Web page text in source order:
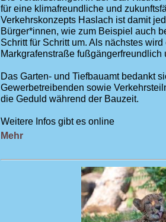
für eine klimafreundliche und
Verkehrskonzepts Haslach ist damit
Bürger*innen, wie zum Beispiel auch
Schritt für Schritt um. Als nächstes
Markgrafenstraße fußgängerfreundlich
Das Garten- und Tiefbauamt bedankt
Gewerbetreibenden sowie
die Geduld während der Bauzeit.
Weitere Infos gibt es online
Mehr